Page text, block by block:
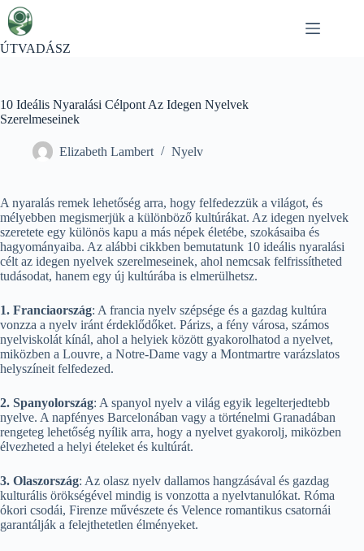
Skip
to
content
ÚTVADÁSZ
10 Ideális Nyaralási Célpont Az Idegen Nyelvek
Szerelmeseinek
Elizabeth Lambert Nyelv
A nyaralás remek lehetőség arra, hogy felfedezzük a világot, és
mélyebben megismerjük a különböző kultúrákat. Az idegen nyelvek
szeretete egy különös kapu a más népek életébe, szokásaiba és
hagyományaiba. Az alábbi cikkben bemutatunk 10 ideális nyaralási
célt az idegen nyelvek szerelmeseinek, ahol nemcsak felfrissítheted
tudásodat, hanem egy új kultúrába is elmerülhetsz.
1. Franciaország: A francia nyelv szépsége és a gazdag kultúra
vonzza a nyelv iránt érdeklődőket. Párizs, a fény városa, számos
nyelviskolát kínál, ahol a helyiek között gyakorolhatod a nyelvet,
miközben a Louvre, a Notre-Dame vagy a Montmartre varázslatos
helyszíneit felfedezed.
2. Spanyolország: A spanyol nyelv a világ egyik legelterjedtebb
nyelve. A napfényes Barcelonában vagy a történelmi Granadában
rengeteg lehetőség nyílik arra, hogy a nyelvet gyakorolj, miközben
élvezheted a helyi ételeket és kultúrát.
3. Olaszország: Az olasz nyelv dallamos hangzásával és gazdag
kulturális örökségével mindig is vonzotta a nyelvtanulókat. Róma
ókori csodái, Firenze művészete és Velence romantikus csatornái
garantálják a felejthetetlen élményeket.